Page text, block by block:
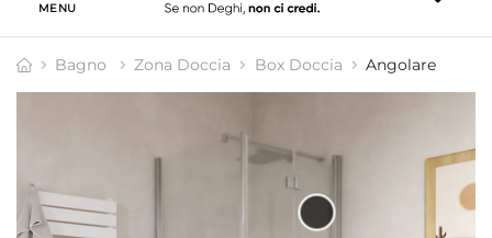
MENU
Bagno Zona Doccia Box Doccia Angolare